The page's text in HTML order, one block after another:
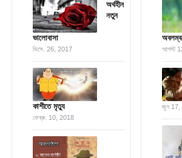
অর্থহীন
নতুন
ভালোবাসা
ডিসে. 26, 2017
কাশীতে মৃত্যু
ফেব্রু. 10, 2018
আগস্ট
জুন 17,